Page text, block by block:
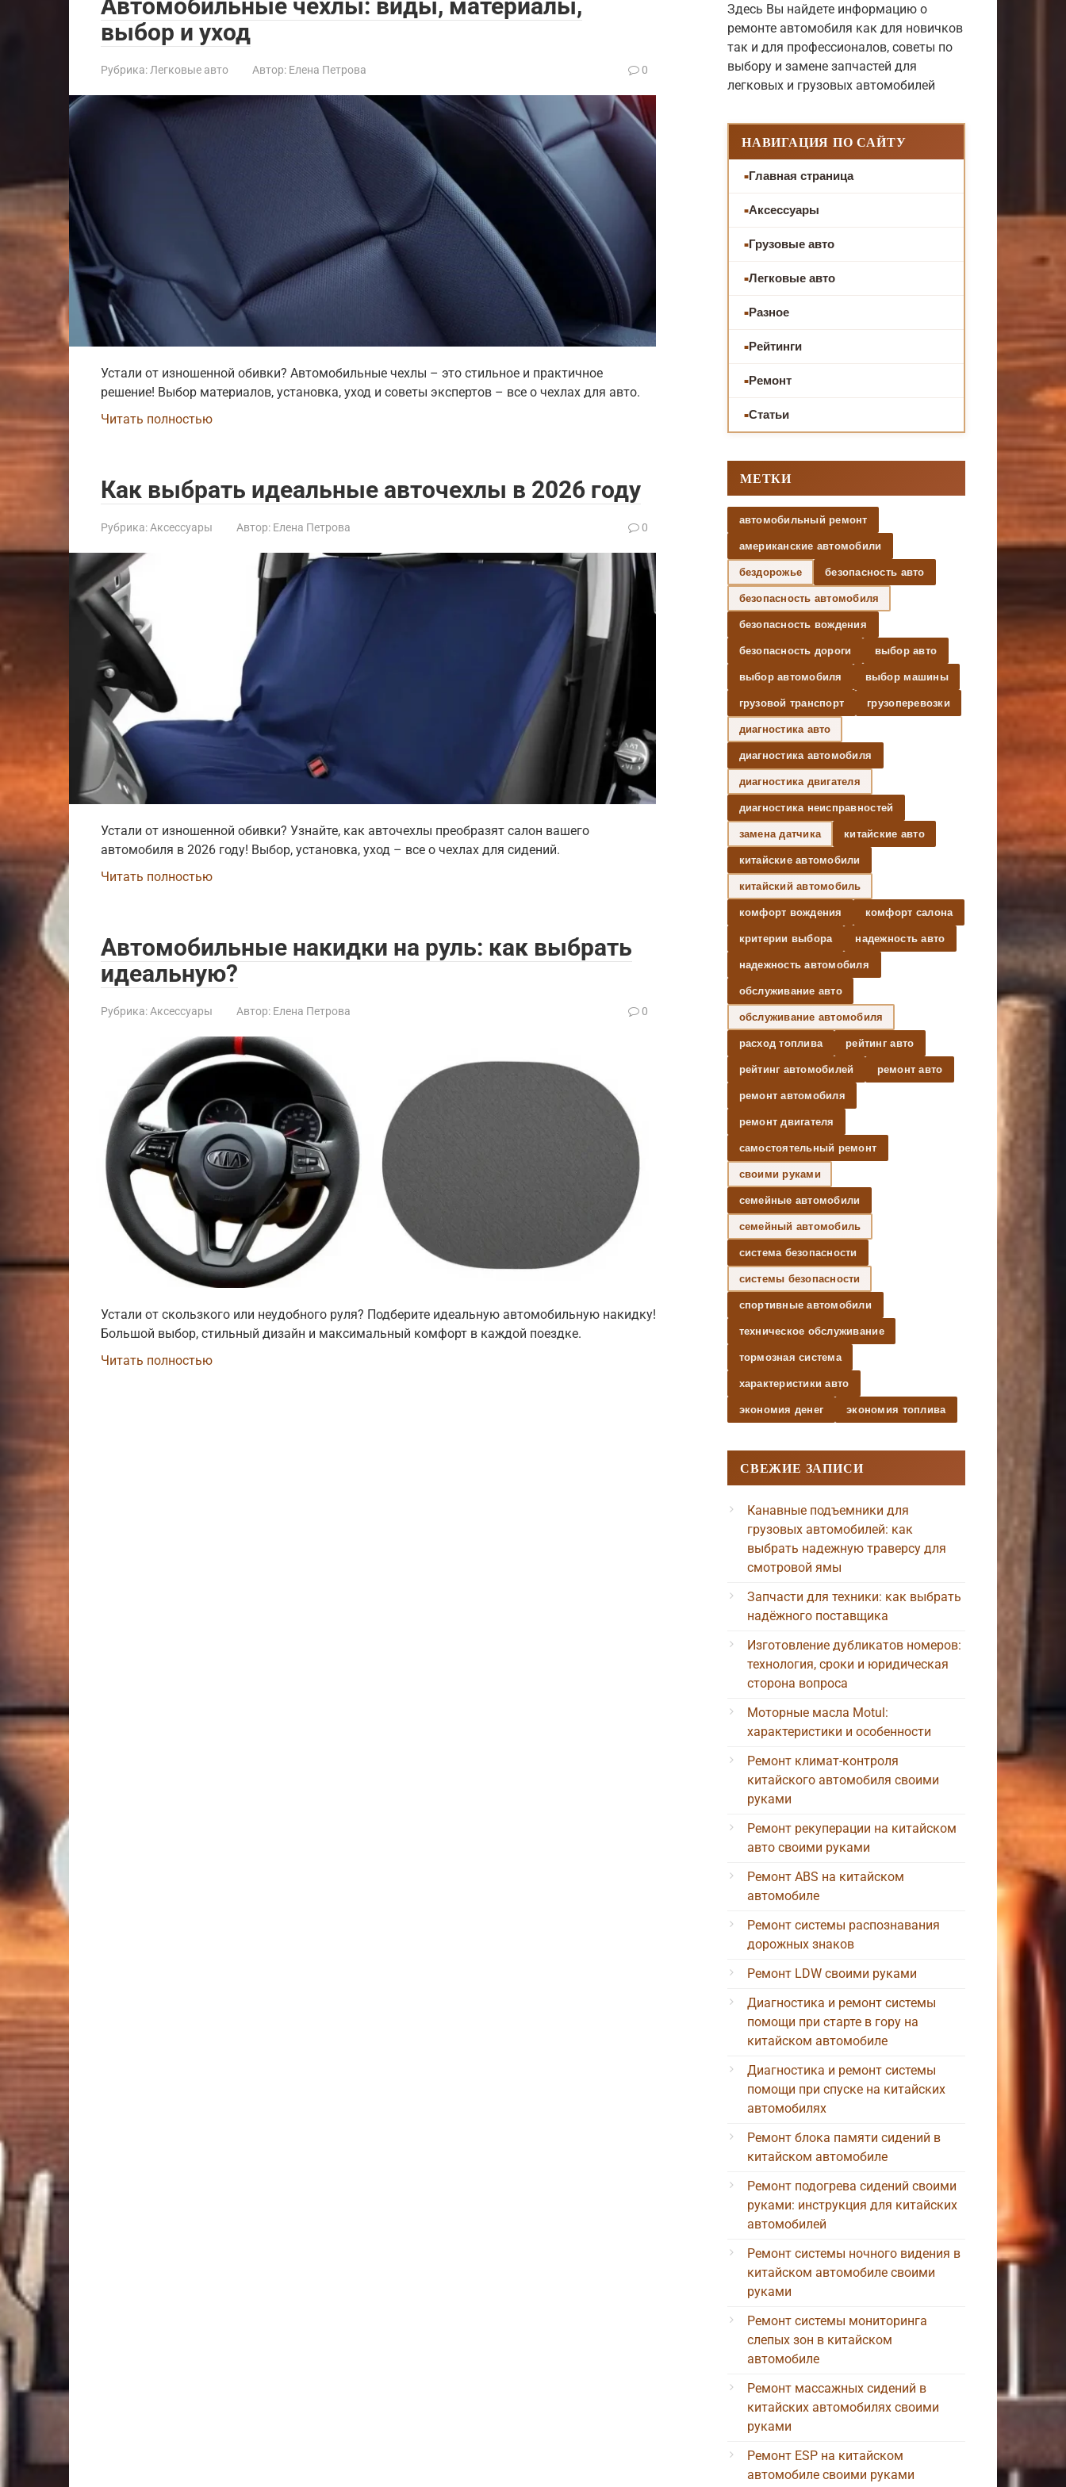
Автомобильные чехлы: виды, материалы,
выбор и уход
Рубрика: Легковые авто Автор: Елена Петрова 0
Устали от изношенной обивки? Автомобильные чехлы – это стильное и практичное
решение! Выбор материалов, установка, уход и советы экспертов – все о чехлах для авто.
Читать полностью
Как выбрать идеальные авточехлы в 2026 году
Рубрика: Аксессуары Автор: Елена Петрова 0
Устали от изношенной обивки? Узнайте, как авточехлы преобразят салон вашего
автомобиля в 2026 году! Выбор, установка, уход – все о чехлах для сидений.
Читать полностью
Автомобильные накидки на руль: как выбрать
идеальную?
Рубрика:Аксессуары Автор: Елена Петрова 0
Устали от скользкого или неудобного руля? Подберите идеальную автомобильную накидку!
Большой выбор, стильный дизайн и максимальный комфорт в каждой поездке.
Читать полностью
Здесь Вы найдете информацию о
ремонте автомобиля как для новичков
так и для профессионалов, советы по
выбору и замене запчастей для
легковых и грузовых автомобилей
НАВИГАЦИЯ ПО САЙТУ
Главная страница
Аксессуары
Грузовые авто
Легковые авто
Разное
Рейтинги
Ремонт
Статьи
МЕТКИ
автомобильный ремонт
американские автомобили
бездорожье безопасность авто
безопасность автомобиля
безопасность вождения
безопасность дороги выбор авто
выбор автомобиля выбор машины
грузовой транспорт грузоперевозки
диагностика авто
диагностика автомобиля
диагностика двигателя
диагностика неисправностей
замена датчика китайские авто
китайские автомобили
китайский автомобиль
комфорт вождения комфорт салона
критерии выбора надежность авто
надежность автомобиля
обслуживание авто
обслуживание автомобиля
расход топлива рейтинг авто
рейтинг автомобилей ремонт авто
ремонт автомобиля
ремонт двигателя
самостоятельный ремонт
своими руками
семейные автомобили
семейный автомобиль
система безопасности
системы безопасности
спортивные автомобили
техническое обслуживание
тормозная система
характеристики авто
экономия денег экономия топлива
СВЕЖИЕ ЗАПИСИ
Канавные подъемники для
грузовых автомобилей: как
выбрать надежную траверсу для
смотровой ямы
Запчасти для техники: как выбрать
надёжного поставщика
Изготовление дубликатов номеров:
технология, сроки и юридическая
сторона вопроса
Моторные масла Motul:
характеристики и особенности
Ремонт климат-контроля
китайского автомобиля своими
руками
Ремонт рекуперации на китайском
авто своими руками
Ремонт ABS на китайском
автомобиле
Ремонт системы распознавания
дорожных знаков
Ремонт LDW своими руками
Диагностика и ремонт системы
помощи при старте в гору на
китайском автомобиле
Диагностика и ремонт системы
помощи при спуске на китайских
автомобилях
Ремонт блока памяти сидений в
китайском автомобиле
Ремонт подогрева сидений своими
руками: инструкция для китайских
автомобилей
Ремонт системы ночного видения в
китайском автомобиле своими
руками
Ремонт системы мониторинга
слепых зон в китайском
автомобиле
Ремонт массажных сидений в
китайских автомобилях своими
руками
Ремонт ESP на китайском
автомобиле своими руками